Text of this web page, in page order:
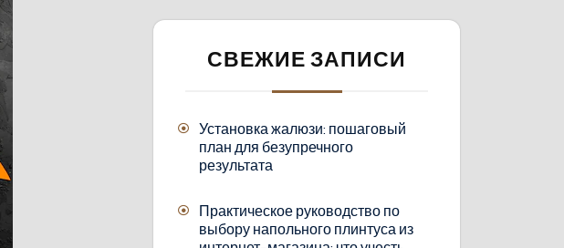
СВЕЖИЕ ЗАПИСИ
Установка жалюзи: пошаговый
план для безупречного
результата
Практическое руководство по
выбору напольного плинтуса из